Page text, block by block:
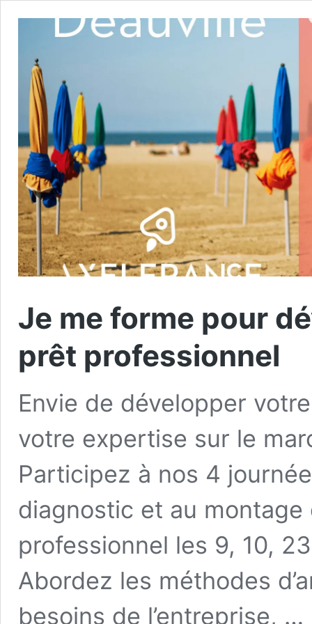
Je me forme pour
prêt professionnel
Envie de développer
votre expertise sur le
Participez à nos 4
diagnostic et au
professionnel les 9, 10,
Abordez les méthodes
besoins de l’entreprise, …